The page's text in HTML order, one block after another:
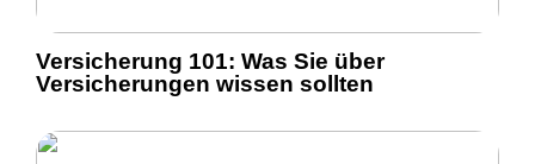
Versicherung 101: Was Sie über
Versicherungen wissen sollten